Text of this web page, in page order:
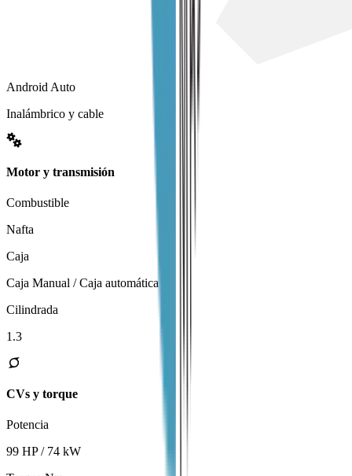
Android Auto
Inalámbrico y cable
Motor y transmisión
Combustible
Nafta
Caja
Caja Manual / Caja automática
Cilindrada
1.3
CVs y torque
Potencia
99 HP / 74 kW